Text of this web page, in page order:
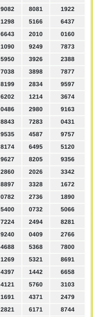
9082 8081
1922
1298 5166
6437
6643 2010
0160
1090 9249
7873
5950 3926
2388
7038 3898
7877
8199 2834
9597
6202 1214
3674
0486 2980
9163
8843 7283
0431
9535 4587
9757
8174 6495
5120
9627 8205
9356
2860 2026
3342
8897 3328
1672
0782 2736
1890
5400 0732
5066
7224 2494
8281
9240 0409
2766
4688 5368
7800
1269 5321
8691
4397 1442
6658
4121 5760
3103
1691 4371
2479
2821 6171
8744